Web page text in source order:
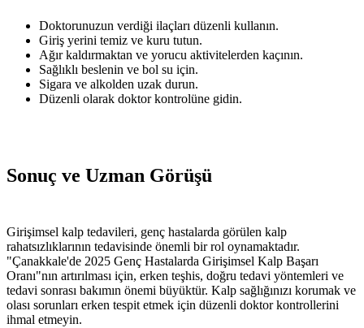
Doktorunuzun verdiği ilaçları düzenli kullanın.
Giriş yerini temiz ve kuru tutun.
Ağır kaldırmaktan ve yorucu aktivitelerden kaçının.
Sağlıklı beslenin ve bol su için.
Sigara ve alkolden uzak durun.
Düzenli olarak doktor kontrolüne gidin.
Sonuç ve Uzman Görüşü
Girişimsel kalp tedavileri, genç hastalarda görülen kalp
rahatsızlıklarının tedavisinde önemli bir rol oynamaktadır.
"Çanakkale'de 2025 Genç Hastalarda Girişimsel Kalp Başarı
Oranı"nın artırılması için, erken teşhis, doğru tedavi yöntemleri ve
tedavi sonrası bakımın önemi büyüktür. Kalp sağlığınızı korumak ve
olası sorunları erken tespit etmek için düzenli doktor kontrollerini
ihmal etmeyin.